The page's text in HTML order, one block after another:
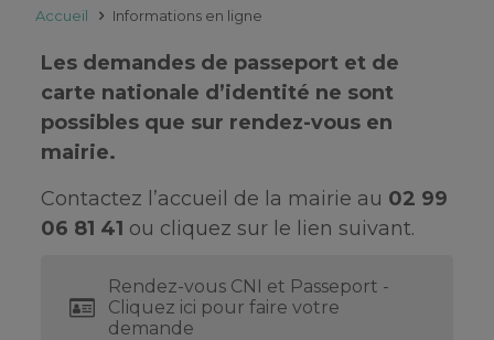
Accueil Informations en ligne
Les demandes de passeport et de
carte nationale d’identité ne sont
possibles que sur rendez-vous en
mairie.
Contactez l’accueil de la mairie au 02 99
06 81 41 ou cliquez sur le lien suivant.
Rendez-vous CNI et Passeport -
Cliquez ici pour faire votre
demande